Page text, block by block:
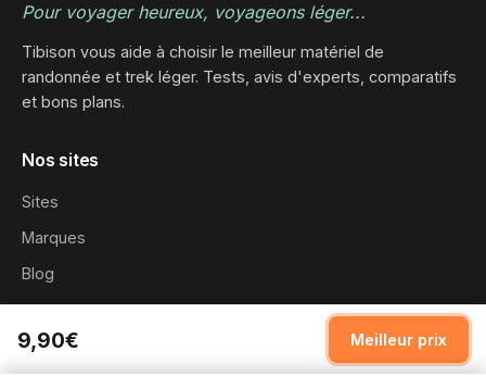
9,90€ Meilleur prix
Pour voyager heureux, voyageons léger...
Tibison vous aide à choisir le meilleur matériel de
randonnée et trek léger. Tests, avis d'experts, comparatifs
et bons plans.
Nos sites
Sites
Marques
Blog
Informations